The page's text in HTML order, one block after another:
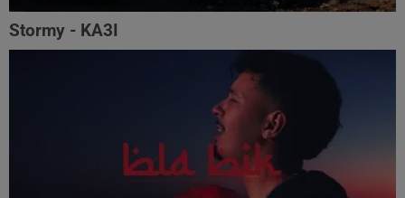
Stormy - KA3I